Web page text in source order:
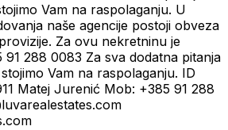
Vam na raspolaganju. U
naše agencije postoji obveza
Za ovu nekretninu je
288 0083 Za sva dodatna pitanja
Vam na raspolaganju. ID
Matej Jurenić Mob: +385 91 288